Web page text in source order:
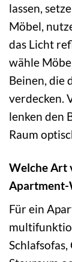
lassen,
Möbel,
das Licht
wähle
Beinen, die
verdecken.
lenken den
Raum
Welche Art
Apartment-
Für ein